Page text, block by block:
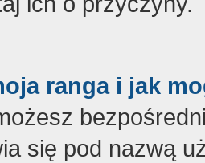
ranga i jak
się pod nazwą